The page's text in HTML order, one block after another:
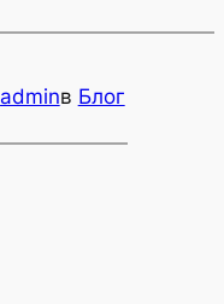
adminв Блог